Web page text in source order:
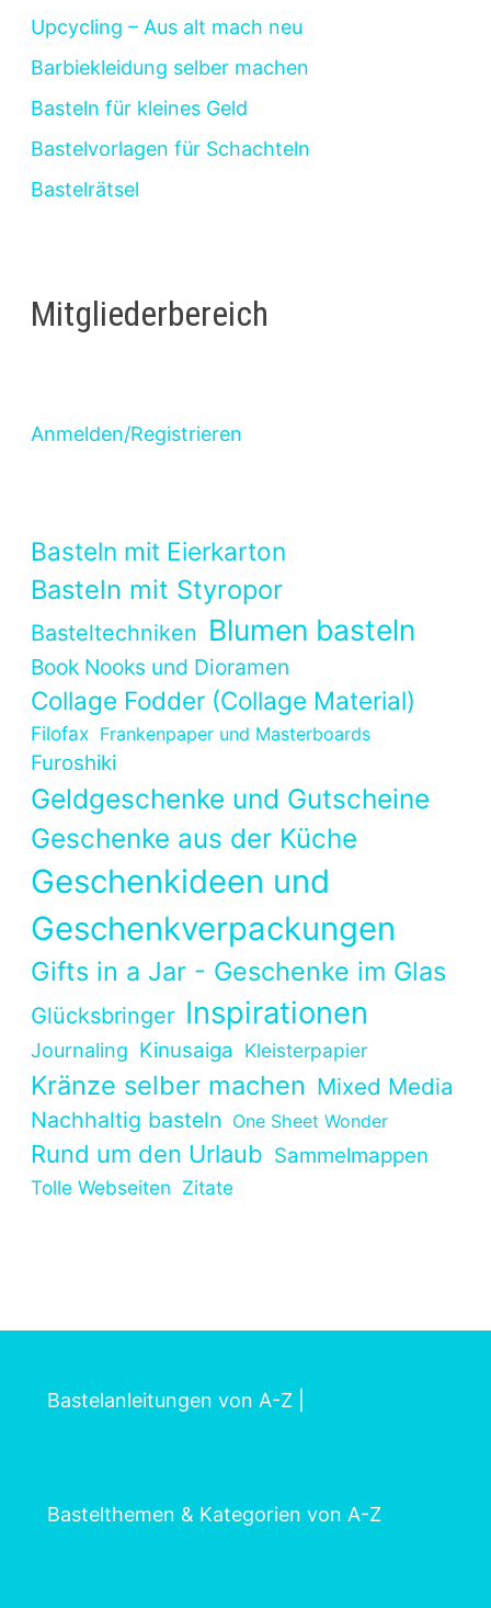
Upcycling – Aus alt mach neu
Barbiekleidung selber machen
Basteln für kleines Geld
Bastelvorlagen für Schachteln
Bastelrätsel
Mitgliederbereich
Anmelden/Registrieren
Basteln mit Eierkarton
Basteln mit Styropor
Basteltechniken Blumen basteln
Book Nooks und Dioramen
Collage Fodder (Collage Material)
Filofax Frankenpaper und Masterboards
Furoshiki
Geldgeschenke und Gutscheine
Geschenke aus der Küche
Geschenkideen und
Geschenkverpackungen
Gifts in a Jar - Geschenke im Glas
Glücksbringer Inspirationen
Journaling Kinusaiga Kleisterpapier
Kränze selber machen Mixed Media
Nachhaltig basteln One Sheet Wonder
Rund um den Urlaub Sammelmappen
Tolle Webseiten Zitate
Bastelanleitungen von A-Z
Bastelthemen & Kategorien von A-Z